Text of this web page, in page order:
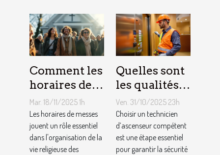
Comment les
horaires de
messes
facilitent la
vie des
pratiquants ?
Mar. 18/11/2025 1h
Les horaires de messes
jouent un rôle essentiel
dans l'organisation de la
vie religieuse des
Quelles sont
les qualités à
rechercher
chez un
technicien
d’ascenseur ?
Ven. 31/10/2025 23h
Choisir un technicien
d’ascenseur compétent
est une étape essentiel
pour garantir la sécurité